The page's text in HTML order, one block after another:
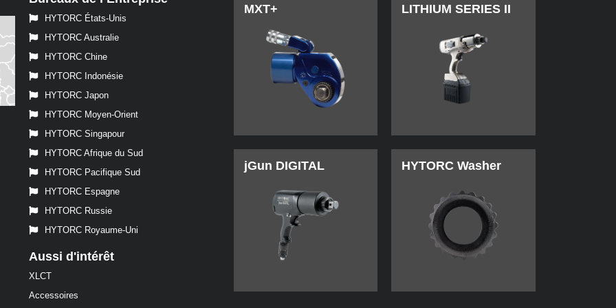
HYTORC États-Unis
HYTORC Australie
HYTORC Chine
HYTORC Indonésie
HYTORC Japon
HYTORC Moyen-Orient
HYTORC Singapour
HYTORC Afrique du Sud
HYTORC Pacifique Sud
HYTORC Espagne
HYTORC Russie
HYTORC Royaume-Uni
Aussi d'intérêt
XLCT
Accessoires
MXT+ LITHIUM SERIES II
jGun DIGITAL HYTORC Washer